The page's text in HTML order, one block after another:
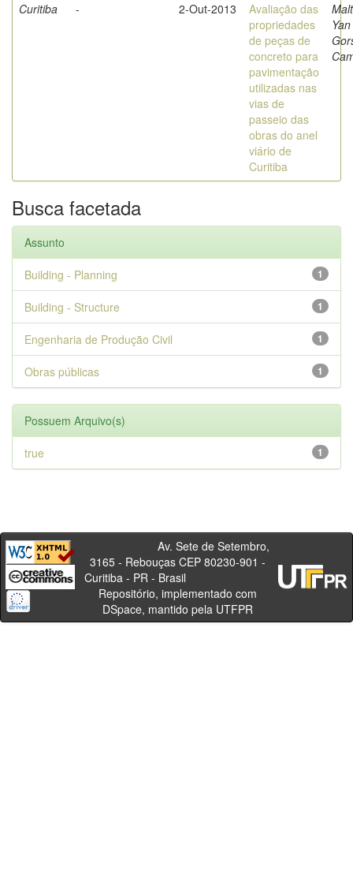
Curitiba - 2-Out-2013
Avaliação das
propriedades
de peças de
concreto para
pavimentação
utilizadas nas
vias de
passeio das
obras do anel
viário de
Curitiba
Yan
Busca facetada
Assunto
1
Building - Planning
1
Building - Structure
1
Engenharia de Produção Civil
1
Obras públicas
Possuem Arquivo(s)
1
true
Av. Sete de Setembro,
3165 - Rebouças CEP 80230-901 -
Curitiba - PR - Brasil
Repositório, implementado com
DSpace, mantido pela UTFPR